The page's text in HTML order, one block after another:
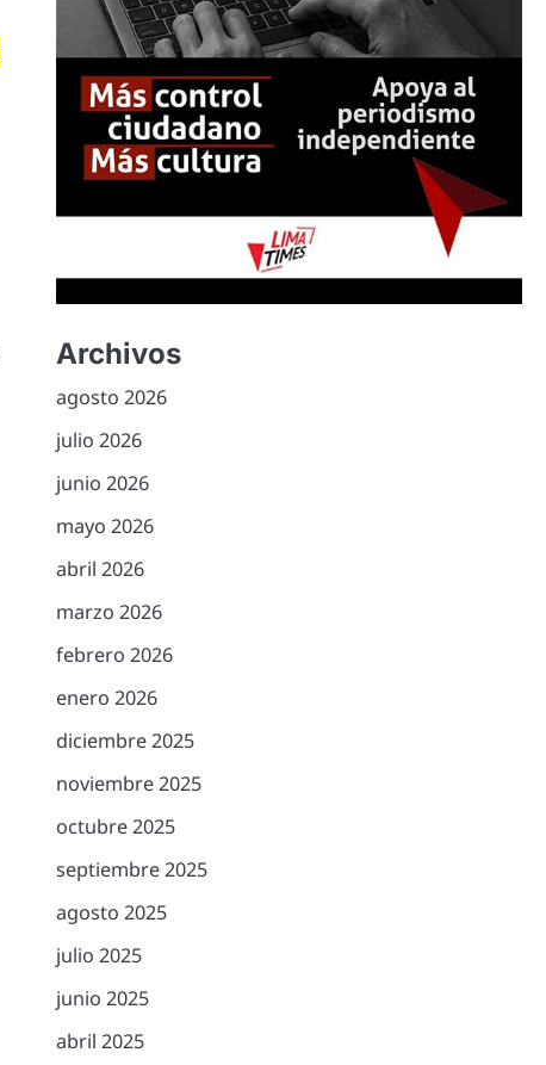
Archivos
agosto 2026
julio 2026
junio 2026
mayo 2026
abril 2026
marzo 2026
febrero 2026
enero 2026
diciembre 2025
noviembre 2025
octubre 2025
septiembre 2025
agosto 2025
julio 2025
junio 2025
abril 2025